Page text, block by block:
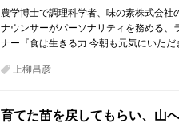
農学博士で調理科学者、味の素株式会
ナウンサーがパーソナリティを務める
ナー『食は生きる力 今朝も元気にいた
上柳昌彦
育てた苗を戻してもらい、山